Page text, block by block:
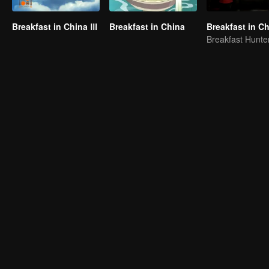
Breakfast in China Ⅲ Breakfast in China
Breakfast in
Breakfast